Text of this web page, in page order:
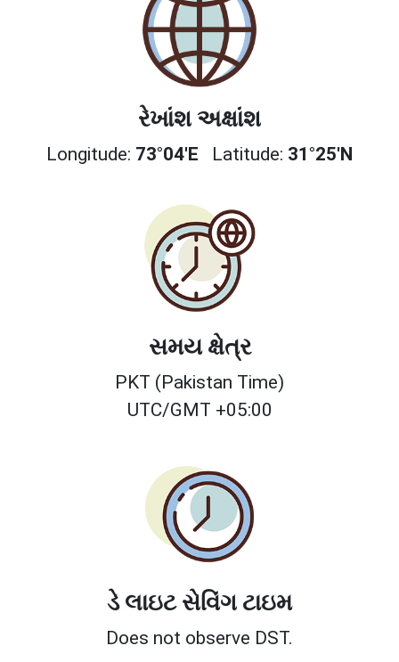
રેખાંશ અક્ષાંશ
Longitude: 73°04'E Latitude: 31°25'N
સમય ક્ષેત્ર
PKT (Pakistan Time)
UTC/GMT +05:00
ડે લાઇટ સેવિંગ ટાઇમ
Does not observe DST.